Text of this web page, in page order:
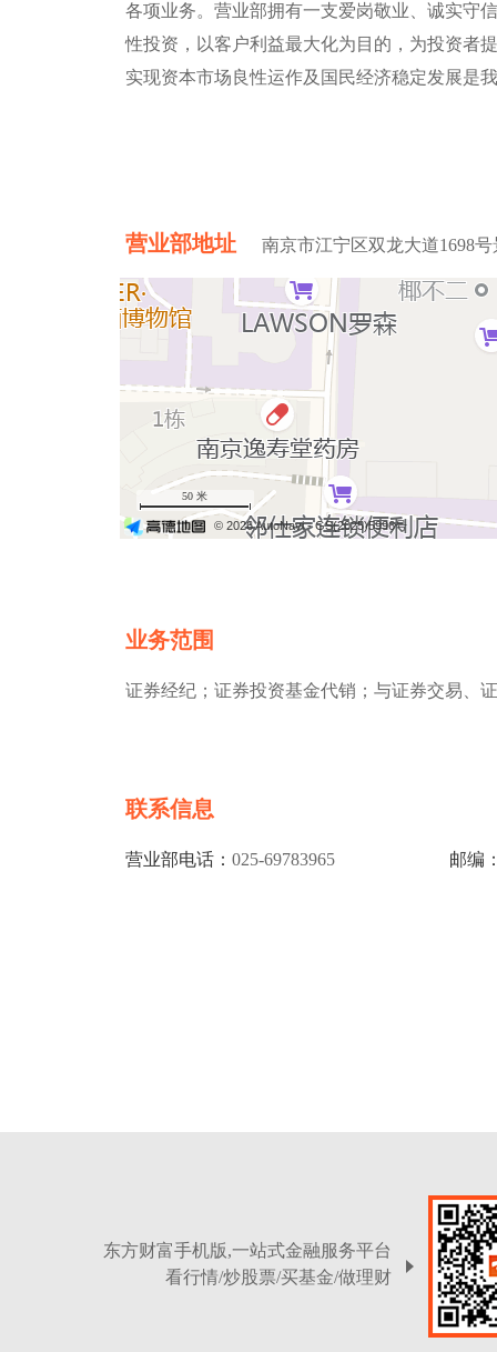
各项业务。营业部拥有一支爱岗敬业、诚实守
性投资，以客户利益最大化为目的，为投资者
实现资本市场良性运作及国民经济稳定发展是
营业部地址 南京市江宁区双龙大道1698
50 米
© 2026 AutoNavi- GS(2025)5996号
业务范围
证券经纪；证券投资基金代销；与证券交易、
联系信息
营业部电话： 025-69783965 邮编
东方财富手机版,一站式金融服务平台
看行情/炒股票/买基金/做理财